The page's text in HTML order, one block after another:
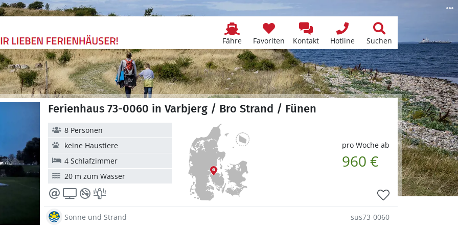
Fähre Favoriten Kontakt Hotline Suchen
Ferienhaus 73-0060 in Varbjerg / Bro Strand / Fünen
pro Woche ab
960 €
8 Personen
keine Haustiere
4 Schlafzimmer
20 m zum Wasser
Sonne und Strand sus73-0060